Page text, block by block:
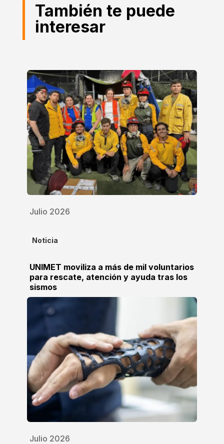
También te puede
interesar
Julio 2026
Noticia
UNIMET moviliza a más de mil voluntarios
para rescate, atención y ayuda tras los
sismos
Julio 2026